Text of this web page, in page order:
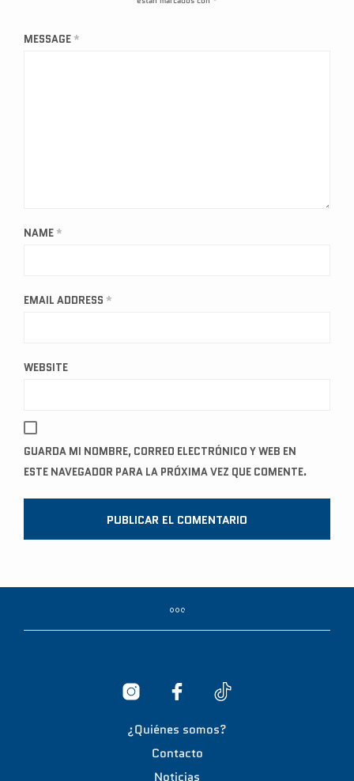
MESSAGE *
NAME *
EMAIL ADDRESS *
WEBSITE
GUARDA MI NOMBRE, CORREO ELECTRÓNICO Y WEB EN
ESTE NAVEGADOR PARA LA PRÓXIMA VEZ QUE COMENTE.
¿Quiénes somos?
Contacto
Noticias